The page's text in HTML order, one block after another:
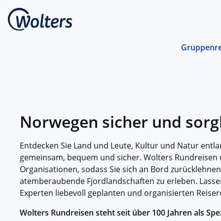
Von
Region
Norwegen sicher und
Entdecken Sie Land und Leute, Kultur und Natur
gemeinsam, bequem und sicher. Wolters
Organisationen, sodass Sie sich an Bord
atemberaubende Fjordlandschaften zu erleben.
Experten liebevoll geplanten und organisierten
Wolters Rundreisen steht seit über 100 Jahren als